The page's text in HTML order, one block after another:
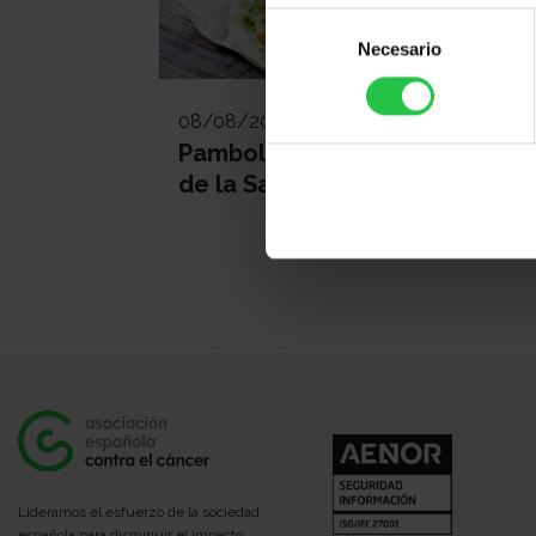
Selección
de
consentimiento
Necesario
08/08/2026
Pamboliada Solidària - Maria
de la Salut
Lideramos el esfuerzo de la sociedad